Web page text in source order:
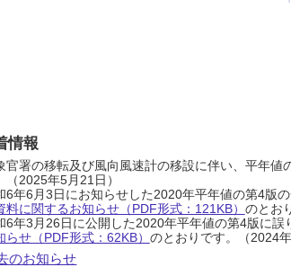
情報
官署の移転及び風向風速計の移設に伴い、平年値
（2025年5月21日）
6年6月3日にお知らせした2020年平年値の第4版
料に関するお知らせ（PDF形式：121KB） のとお
6年3月26日に公開した2020年平年値の第4版に
らせ（PDF形式：62KB） のとおりです。（2024年
のお知らせ